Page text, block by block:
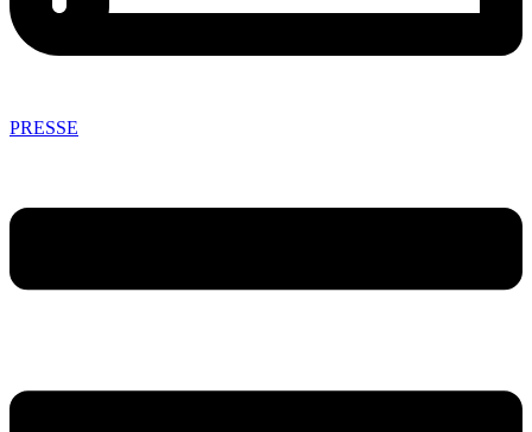
PRESSE